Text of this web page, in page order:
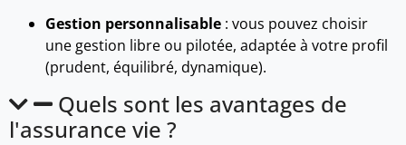
Gestion personnalisable : vous pouvez choisir
une gestion libre ou pilotée, adaptée à votre profil
(prudent, équilibré, dynamique).
Quels sont les avantages de
l'assurance vie ?